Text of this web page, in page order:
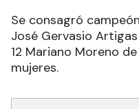
Se consagró
José Gervasio Artigas
12 Mariano Moreno
mujeres.